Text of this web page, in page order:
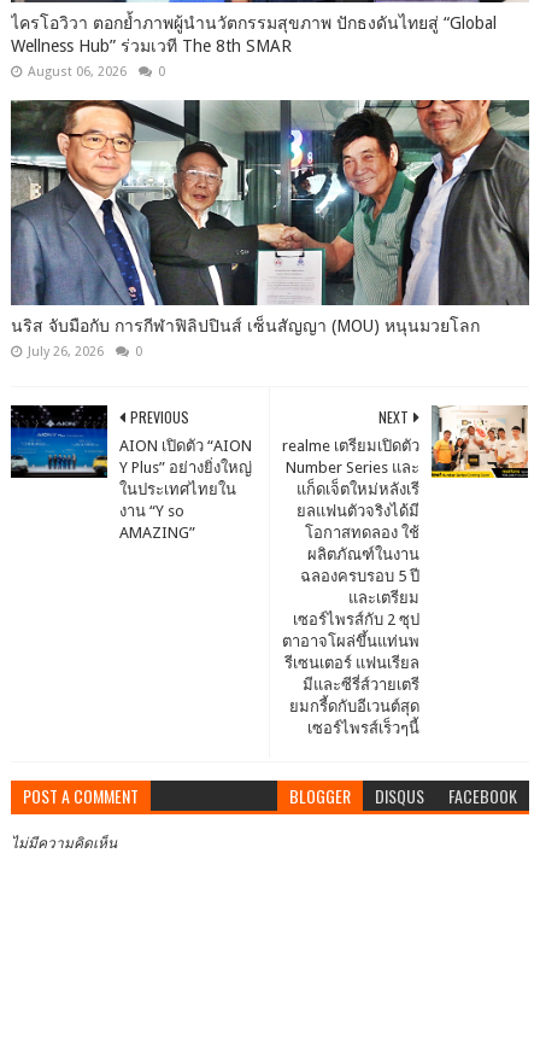
ไครโอวิวา ตอกย้ำภาพผู้นำนวัตกรรมสุขภาพ ปักธงดันไทยสู่ “Global
Wellness Hub” ร่วมเวที The 8th SMAR
August 06, 2026 0
นริส จับมือกับ การกีฬาฟิลิปปินส์ เซ็นสัญญา (MOU) หนุนมวยโลก
July 26, 2026 0
NEXT
realme เตรียมเปิดตัว
Number Series และ
แก็ดเจ็ตใหม่หลังเรี
ยลแฟนตัวจริงได้มี
โอกาสทดลอง ใช้
ผลิตภัณฑ์ในงาน
ฉลองครบรอบ 5 ปี
และเตรียม
เซอร์ไพรส์กับ 2 ซุป
ตาอาจโผล่ขึ้นแท่นพ
รีเซนเตอร์ แฟนเรียล
มีและซีรี่ส์วายเตรี
ยมกรี้ดกับอีเวนต์สุด
เซอร์ไพรส์เร็วๆนี้
PREVIOUS
AION เปิดตัว “AION
Y Plus” อย่างยิ่งใหญ่
ในประเทศไทยใน
งาน “Y so
AMAZING”
POST A COMMENT BLOGGER DISQUS FACEBOOK
ไม่มีความคิดเห็น